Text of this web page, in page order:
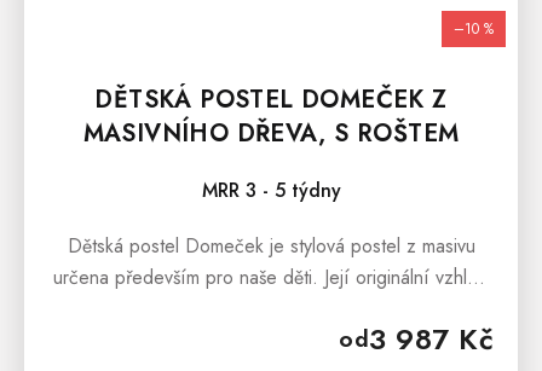
–10 %
DĚTSKÁ POSTEL DOMEČEK Z
MASIVNÍHO DŘEVA, S ROŠTEM
MRR 3 - 5 týdny
od3 987 Kč
Dětská postel Domeček je stylová postel z masivu
určena především pro naše děti. Její originální vzhled
místečko pro hraní,...